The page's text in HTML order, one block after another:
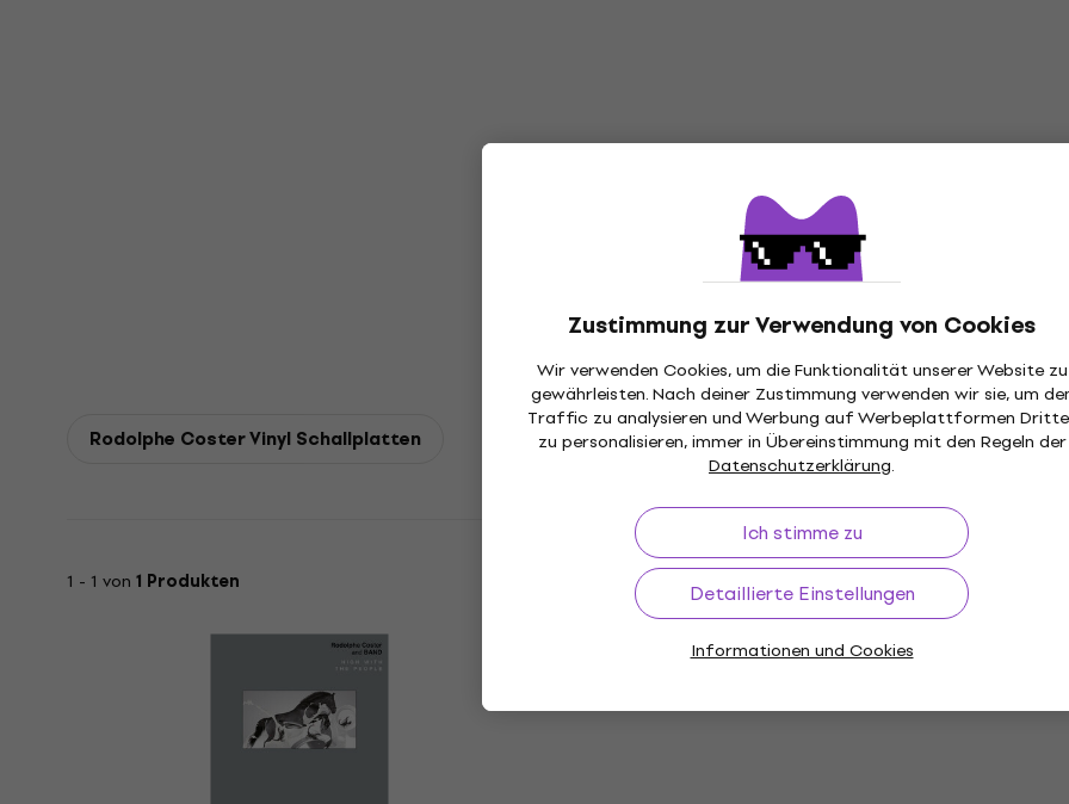
Zustimmung zur Verwendung von Cookies
Wir verwenden Cookies, um die Funktionalität unserer Website zu
gewährleisten. Nach deiner Zustimmung verwenden wir sie, um
Traffic zu analysieren und Werbung auf Werbeplattformen
zu personalisieren, immer in Übereinstimmung mit den Regeln der
Datenschutzerklärung.
Ich stimme zu
Detaillierte Einstellungen
Informationen und Cookies
Rodolphe Coster Vinyl Schallplatten
1 - 1 von 1 Produkten